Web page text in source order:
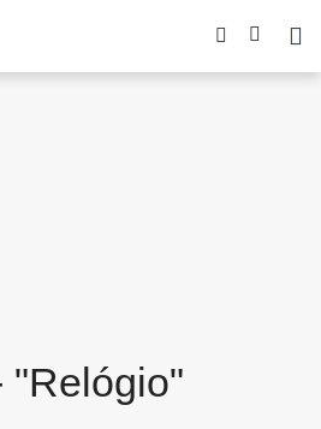
"Relógio"